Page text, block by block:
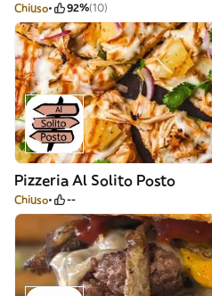
Chiuso 92%(10)
Pizzeria Al Solito Posto
Chiuso --